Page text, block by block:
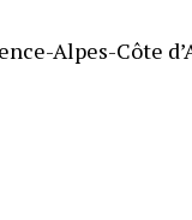
Alpes-Côte